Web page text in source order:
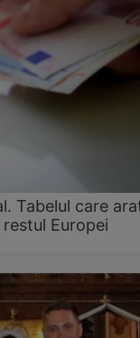
Tabelul care
Europei